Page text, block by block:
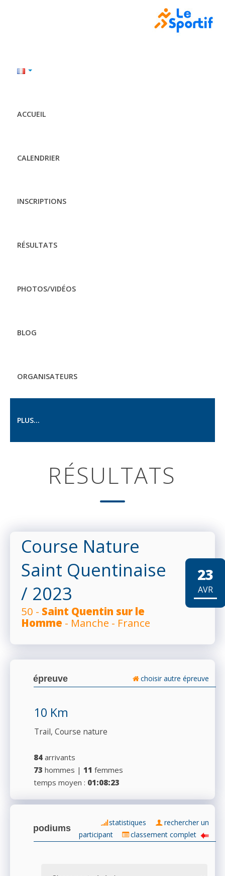
ACCUEIL
CALENDRIER
INSCRIPTIONS
RÉSULTATS
PHOTOS/VIDÉOS
BLOG
ORGANISATEURS
PLUS...
RÉSULTATS
Course Nature
Saint Quentinaise
/ 2023
50 - Saint Quentin sur le
Homme - Manche - France
23
AVR
épreuve choisir autre épreuve
10 Km
Trail, Course nature
84 arrivants
73 hommes | 11 femmes
temps moyen : 01:08:23
podiums
statistiques
rechercher un
participant
classement complet